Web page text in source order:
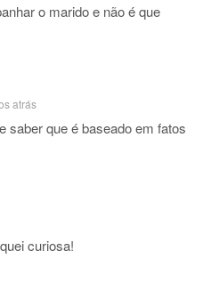
o marido e não é que
atrás
saber que é baseado em fatos
curiosa!